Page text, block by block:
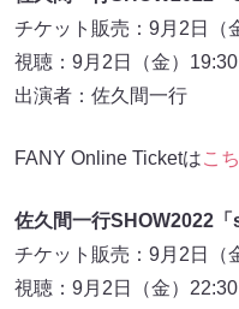
チケット販売：9月2日（
視聴：9月2日（金）
出演者：佐久間一行
FANY Online Ticketはこ
佐久間一行SHOW2022
チケット販売：9月2日（
視聴：9月2日（金）